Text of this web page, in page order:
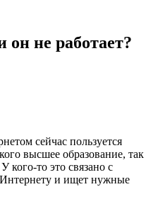
он не работает?
сейчас пользуется
высшее образование, так
то это связано с
Интернету и ищет нужные